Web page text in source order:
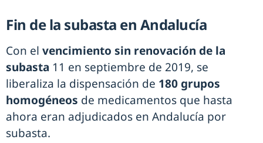
Fin de la subasta en Andalucía
Con el vencimiento sin renovación de la
subasta 11 en septiembre de 2019, se
liberaliza la dispensación de 180 grupos
homogéneos de medicamentos que hasta
ahora eran adjudicados en Andalucía por
subasta.